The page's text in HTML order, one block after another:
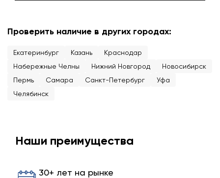
Проверить наличие в других городах:
Екатеринбург Казань
Краснодар
Набережные Челны
Нижний Новгород
Новосибирск
Пермь
Самара Санкт-Петербург
Уфа
Челябинск
Наши преимущества
30+ лет на рынке